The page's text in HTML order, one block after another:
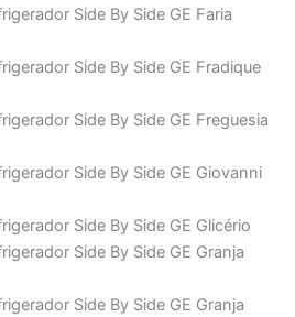
Side By Side GE Faria
Side By Side GE Fradique
Side By Side GE Freguesia
Side By Side GE Giovanni
Side By Side GE Glicério
Side By Side GE Granja
Side By Side GE Granja